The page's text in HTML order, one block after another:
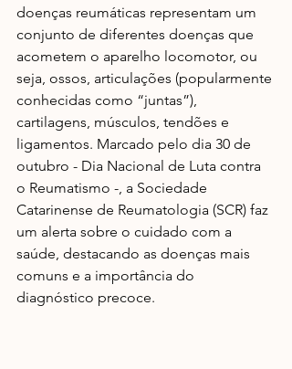
doenças reumáticas representam um
conjunto de diferentes doenças que
acometem o aparelho locomotor, ou
seja, ossos, articulações (popularmente
conhecidas como “juntas”),
cartilagens, músculos, tendões e
ligamentos. Marcado pelo dia 30 de
outubro - Dia Nacional de Luta contra
o Reumatismo -, a Sociedade
Catarinense de Reumatologia (SCR) faz
um alerta sobre o cuidado com a
saúde, destacando as doenças mais
comuns e a importância do
diagnóstico precoce.